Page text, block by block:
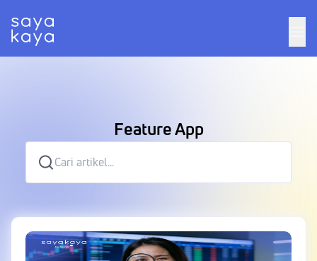
Feature App